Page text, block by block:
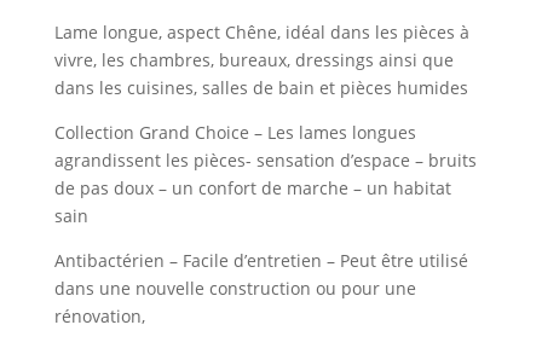
Lame longue, aspect Chêne, idéal dans les pièces à
vivre, les chambres, bureaux, dressings ainsi que
dans les cuisines, salles de bain et pièces humides
Collection Grand Choice – Les lames longues
agrandissent les pièces- sensation d’espace – bruits
de pas doux – un confort de marche – un habitat
sain
Antibactérien – Facile d’entretien – Peut être utilisé
dans une nouvelle construction ou pour une
rénovation,